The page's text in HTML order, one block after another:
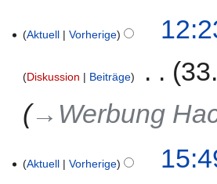
Aktuell Vorherige
Diskussion Beiträge
→‎Werbung
Aktuell Vorherige